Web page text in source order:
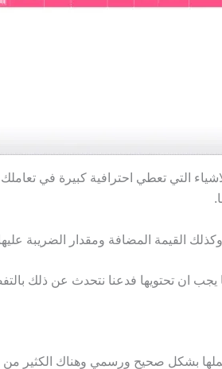
التي تعطي احترافية كبيرة في
القيمة المضافة ومقدار الضريبة
يجب ان تحتويها فدعنا نتحدث عن ذلك
بشكل صحيح ورسمي وهناك الكثير من